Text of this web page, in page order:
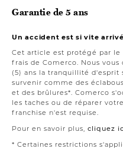
Garantie de 5 ans
Un accident est si vite
Cet article est protégé par
frais de Comerco. Nous
(5) ans la tranquillité d'esprit
survenir comme des
et des brûlures*. Comerco
les taches ou de réparer
franchise n'est requise.
Pour en savoir plus, cliquez
* Certaines restrictions